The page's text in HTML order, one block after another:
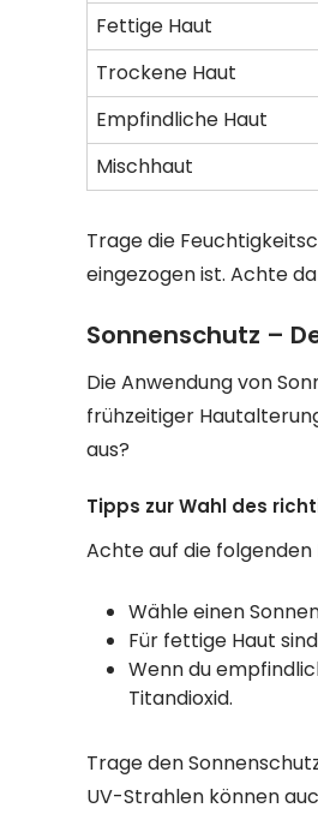
Fettige Haut
Trockene Haut
Empfindliche Haut
Mischhaut
Trage die
eingezogen ist. Achte
Sonnenschutz –
Die Anwendung von
frühzeitiger
aus?
Tipps zur Wahl des
Achte auf die folgenden
Wähle einen
Für fettige Haut
Wenn du
Titandioxid.
Trage den
UV-Strahlen können